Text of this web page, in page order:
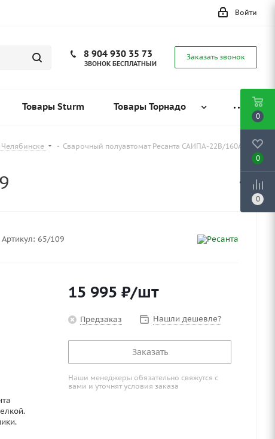
Войти
8 904 930 35 73
ЗВОНОК БЕСПЛАТНЫЙ
Заказать звонок
Товары Sturm Товары Торнадо
- Сварочный полуавтомат Ресанта САИПА-22В/160А
Артикул: 65/109
15 995 ₽/шт
Предзаказ Нашли дешевле?
Заказать
Наши менеджеры обязательно свяжутся с
вами и уточнят условия заказа
0
0
0